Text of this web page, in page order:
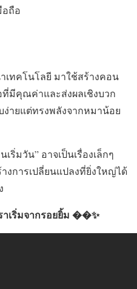
ถือ
เทคโนโลยี มาใช้สร้างคอน
ที่มีคุณค่าและส่งผลเชิงบวก
ง่ายแต่ทรงพลังจากหมาน้อย
ริ่มวัน” อาจเป็นเรื่องเล็กๆ
งการเปลี่ยนแปลงที่ยิ่งใหญ่ได้
เริ่มจากรอยยิ้ม ��✨